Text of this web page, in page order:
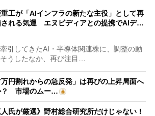
重工が「AIインフラの新たな主役」として再
される気運 エヌビディアとの提携でAIデ…
引してきたAI・半導体関連株に、調整の動
うしたなか、再び注目…
円割れからの急反発」は再びの上昇局面へ
？ 市場のムー…
人氏が厳選》野村総合研究所だけじゃない！